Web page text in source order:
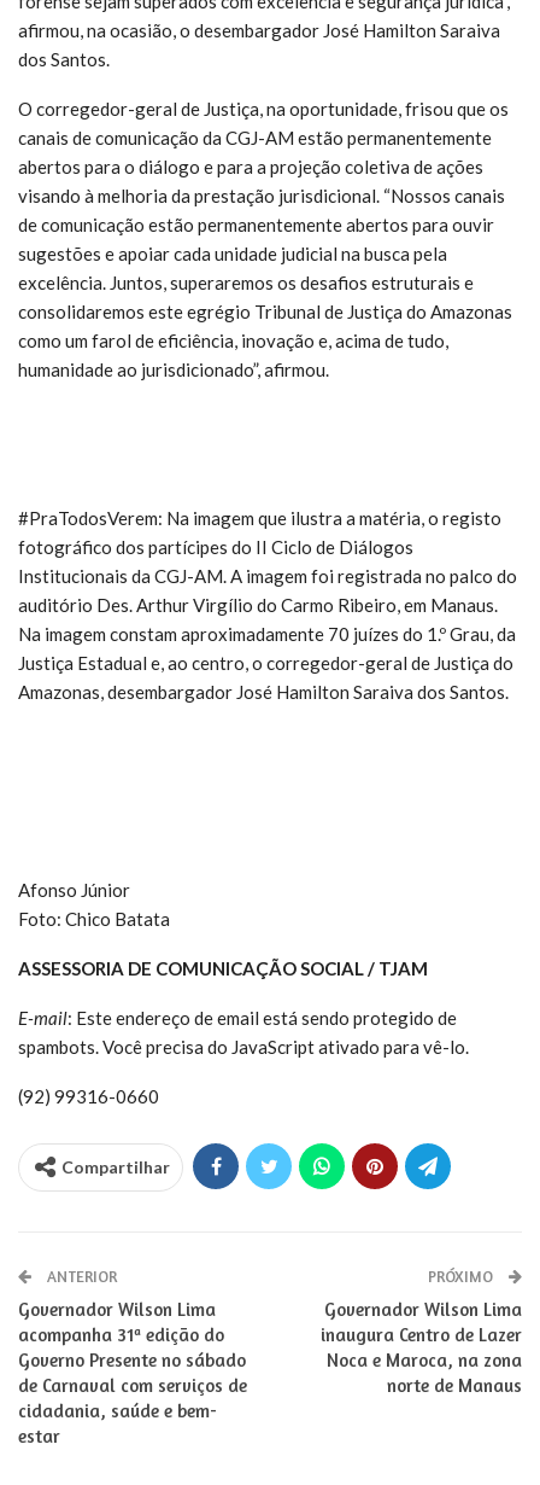
afirmou, na ocasião, o desembargador José Hamilton Saraiva
dos Santos.
O corregedor-geral de Justiça, na oportunidade, frisou que os
canais de comunicação da CGJ-AM estão permanentemente
abertos para o diálogo e para a projeção coletiva de ações
visando à melhoria da prestação jurisdicional. “Nossos canais
de comunicação estão permanentemente abertos para ouvir
sugestões e apoiar cada unidade judicial na busca pela
excelência. Juntos, superaremos os desafios estruturais e
consolidaremos este egrégio Tribunal de Justiça do Amazonas
como um farol de eficiência, inovação e, acima de tudo,
humanidade ao jurisdicionado”, afirmou.
#PraTodosVerem: Na imagem que ilustra a matéria, o registo
fotográfico dos partícipes do II Ciclo de Diálogos
Institucionais da CGJ-AM. A imagem foi registrada no palco do
auditório Des. Arthur Virgílio do Carmo Ribeiro, em Manaus.
Na imagem constam aproximadamente 70 juízes do 1.º Grau, da
Justiça Estadual e, ao centro, o corregedor-geral de Justiça do
Amazonas, desembargador José Hamilton Saraiva dos Santos.
Afonso Júnior
Foto: Chico Batata
ASSESSORIA DE COMUNICAÇÃO SOCIAL / TJAM
E-mail: Este endereço de email está sendo protegido de
spambots. Você precisa do JavaScript ativado para vê-lo.
(92) 99316-0660
Compartilhar
ANTERIOR
Governador Wilson Lima
acompanha 31ª edição do
Governo Presente no sábado
de Carnaval com serviços de
cidadania, saúde e bem-
estar
PRÓXIMO
Governador Wilson Lima
inaugura Centro de Lazer
Noca e Maroca, na zona
norte de Manaus